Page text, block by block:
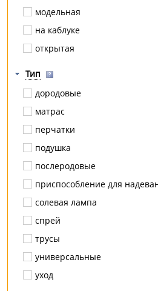
плоскостопие
полая стопа
протрузия
радикулит
разрыв / растяжение
роды
сколиоз
смещения позвонков
сутулость
травмы
тромбоз
усталость
хронические заболевания вен
модельная
на каблуке
открытая
Тип
дородовые
матрас
перчатки
подушка
послеродовые
приспособление для
солевая лампа
спрей
трусы
универсальные
уход